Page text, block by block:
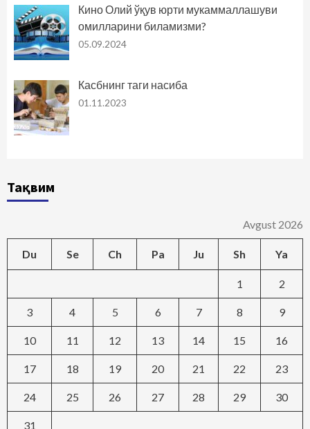
Кино Олий ўқув юрти мукаммаллашуви
омилларини биламизми?
05.09.2024
Касбнинг таги насиба
01.11.2023
Тақвим
Avgust 2026
Du Se Ch Pa Ju Sh Ya
1 2
3 4 5 6 7 8 9
10 11 12 13 14 15 16
17 18 19 20 21 22 23
24 25 26 27 28 29 30
31